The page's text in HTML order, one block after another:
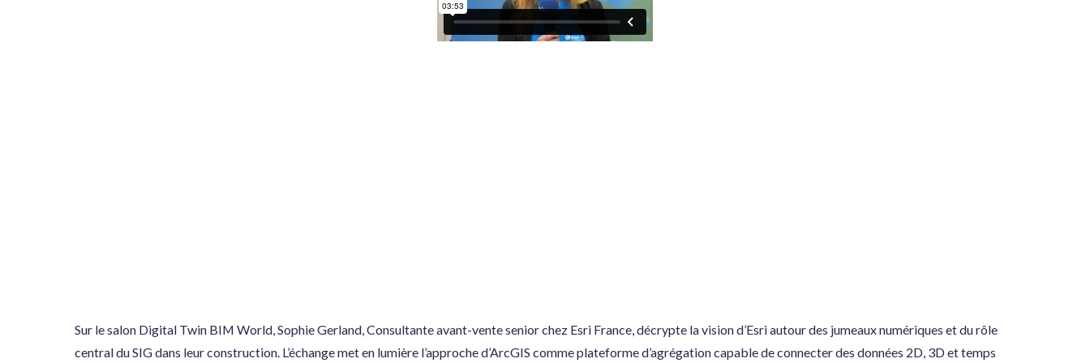
Sur le salon Digital Twin BIM World, Sophie Gerland, Consultante avant-vente senior chez Esri France, décrypte la vision d’Esri autour des jumeaux numériques et du rôle
central du SIG dans leur construction. L’échange met en lumière l’approche d’ArcGIS comme plateforme d’agrégation capable de connecter des données 2D, 3D et temps